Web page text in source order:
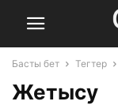
Басты бет Тегтер
Жетысу